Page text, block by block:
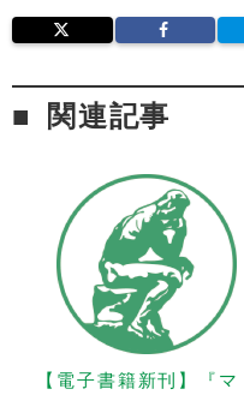
関連記事
【電子書籍新刊】『マ